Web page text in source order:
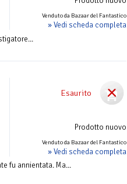
Venduto da Bazaar del Fantastico
» Vedi scheda completa
Esaurito
Prodotto nuovo
Venduto da Bazaar del Fantastico
» Vedi scheda completa
fu annientata. Ma...